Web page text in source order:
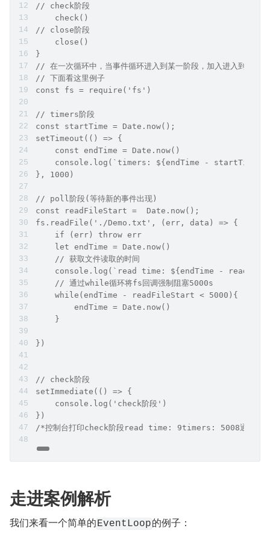
// check阶段
    check()
// close阶段
    close()
}
// 在一次循环中，当事件循环进入到某一阶段，加入进入到
// 下面看这里例子
const fs = require('fs')
// timers阶段
const startTime = Date.now();
setTimeout(() => {
    const endTime = Date.now()
console.log(`timers: ${endTime -
}, 1000)
// poll阶段(等待新的事件出现)
const readFileStart =  Date.now();
fs.readFile('./Demo.txt', (err, data) => {
    if (err) throw err
    let endTime = Date.now()
    // 获取文件读取的时间
console.log(`read time: ${endTime -
    // 通过while循环将fs回调强制阻塞5000s
    while(endTime - readFileStart < 5000){
        endTime = Date.now()
    }
})
// check阶段
setImmediate(() => {
    console.log('check阶段')
})
/*控制台打印check阶段read time: 9timers: 5008通过上述结
走进案例解析
我们来看一个简单的EventLoop的例子：